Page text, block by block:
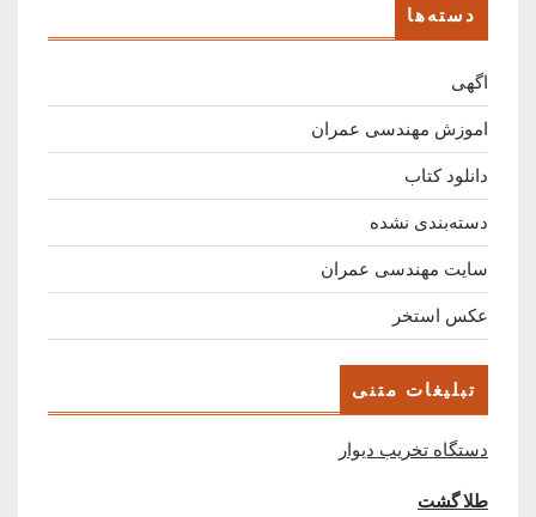
دسته‌ها
اگهی
اموزش مهندسی عمران
دانلود کتاب
دسته‌بندی نشده
سایت مهندسی عمران
عکس استخر
تبلیغات متنی
دستگاه تخریب دیوار
طلا گشت